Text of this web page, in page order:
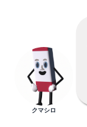
クマシロ